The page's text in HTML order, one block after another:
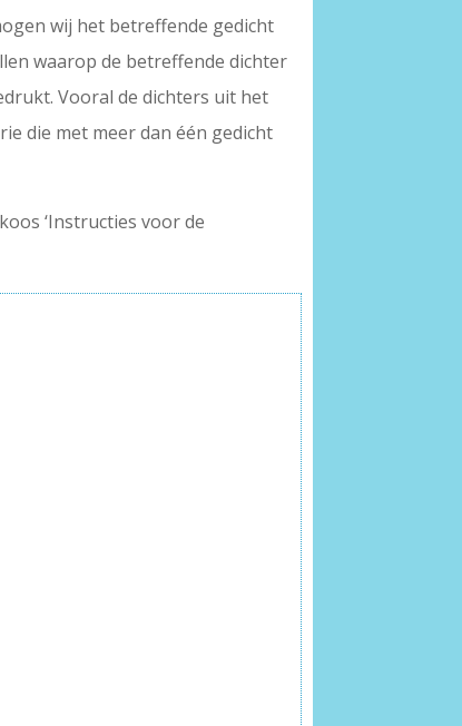
wij het betreffende gedicht
waarop de betreffende dichter
Vooral de dichters uit het
die met meer dan één gedicht
‘Instructies voor de